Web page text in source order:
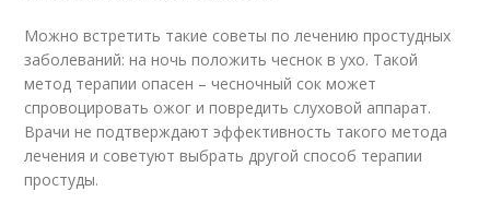
Можно встретить такие советы по лечению простудных
заболеваний: на ночь положить чеснок в ухо. Такой
метод терапии опасен – чесночный сок может
спровоцировать ожог и повредить слуховой аппарат.
Врачи не подтверждают эффективность такого метода
лечения и советуют выбрать другой способ терапии
простуды.